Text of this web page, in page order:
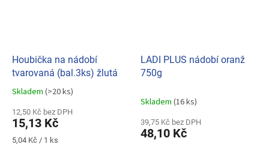
Houbička na nádobí
tvarovaná (bal.3ks) žlutá
Průměrné
produktu
je
5,0
Skladem (>20 ks)
12,50 Kč bez DPH
15,13 Kč
Měrná
5,04 Kč / 1 ks
LADI PLUS nádobí oranž
750g
Skladem (16 ks)
39,75 Kč bez DPH
48,10 Kč